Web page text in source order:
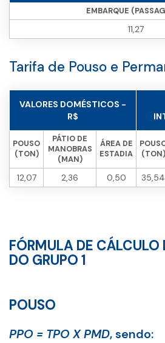
EMBARQUE
11,27
Tarifa de Pouso e
VALORES DOMÉSTICOS -
R$
POUSO
(TON)
PÁTIO DE
MANOBRAS
(MAN)
ÁREA DE
ESTADIA
(TON)
12,07 2,36 0,50 35,54
FÓRMULA DE CÁLCULO
DO GRUPO 1
POUSO
PPO = TPO X PMD, sendo: